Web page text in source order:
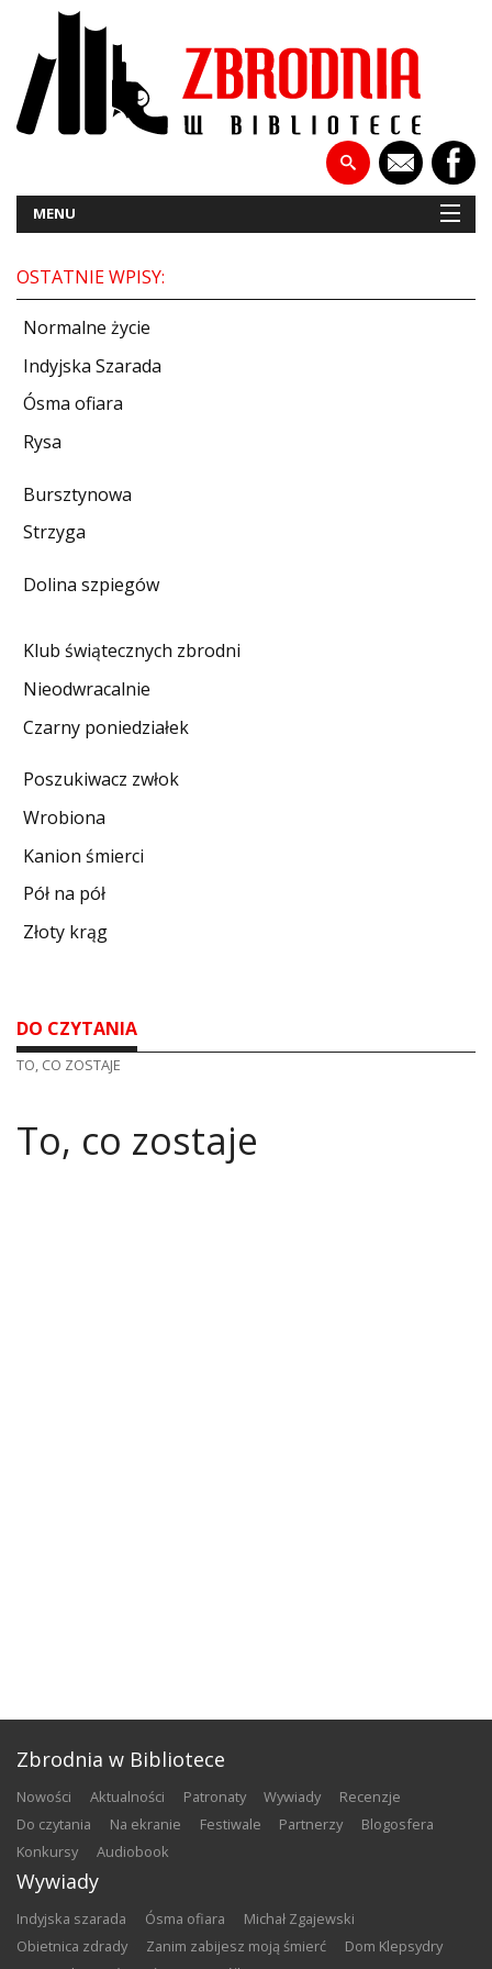
MENU
PATRONATY
WYWIADY
RECENZJE
DO CZYTANIA
KONTAKT
OSTATNIE WPISY:
Normalne życie
Indyjska Szarada
Ósma ofiara
Rysa
Bursztynowa
Strzyga
Dolina szpiegów
Klub świątecznych zbrodni
Nieodwracalnie
Czarny poniedziałek
Poszukiwacz zwłok
Wrobiona
Kanion śmierci
Pół na pół
Złoty krąg
DO CZYTANIA
TO, CO ZOSTAJE
To, co zostaje
Zbrodnia w Bibliotece
nowości aktualności patronaty wywiady
recenzje
do czytania
na ekranie festiwale partnerzy
blogosfera
konkursy
audiobook
Wywiady
Indyjska szarada Ósma ofiara
Michał Zgajewski
Obietnica zdrady
Zanim zabijesz moją śmierć
Dom Klepsydry